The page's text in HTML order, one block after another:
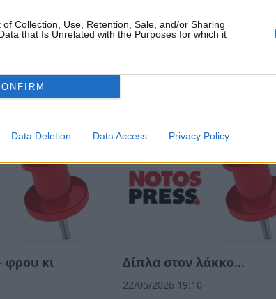
Collection, Use, Retention, Sale, and/or Sharing
that Is Unrelated with the Purposes for which it
Data Deletion Data Access Privacy Policy
24/06/2026 11:45
κι
Δίπλα στον λάκκο…
22/05/2026 19:10